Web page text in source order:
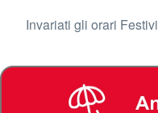
Invariati gli orari Festivi